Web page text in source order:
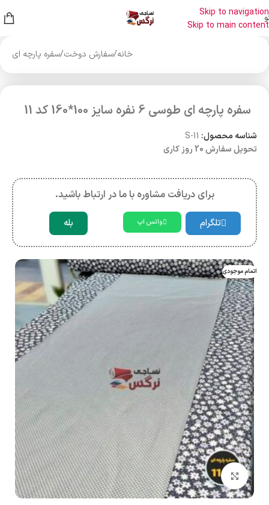
Skip to navigation
Skip to main content
خانه/سفارش دوخت/سفره پارچه ای
سفره پارچه ای طوسی 6 نفره سایز 100*160 کد 11
شناسه محصول: S-11
تحویل سفارش 20 روز کاری
برای دریافت مشاوره با ما در ارتباط باشید.
تلگرام واتس اپ بله
اتمام موجودی
بزرگنمایی تصویر